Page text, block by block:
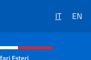
IT EN
e menù
Esteri